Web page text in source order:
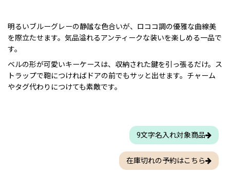
明るいブルーグレーの静謐な色合いが、ロココ調の優雅な曲線美
を際立たせます。気品溢れるアンティークな装いを楽しめる一品で
す。
ベルの形が可愛いキーケースは、収納された鍵を引っ張るだけ。ス
トラップで鞄につければドアの前でもサッと出せます。チャーム
やタグ代わりにつけても素敵です。
9文字名入れ対象商品
在庫切れの予約はこちら